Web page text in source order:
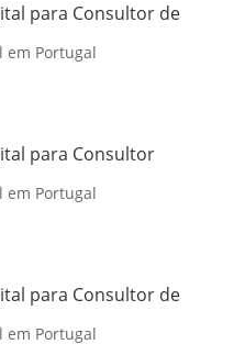
para Consultor de
em Portugal
para Consultor
em Portugal
para Consultor de
em Portugal